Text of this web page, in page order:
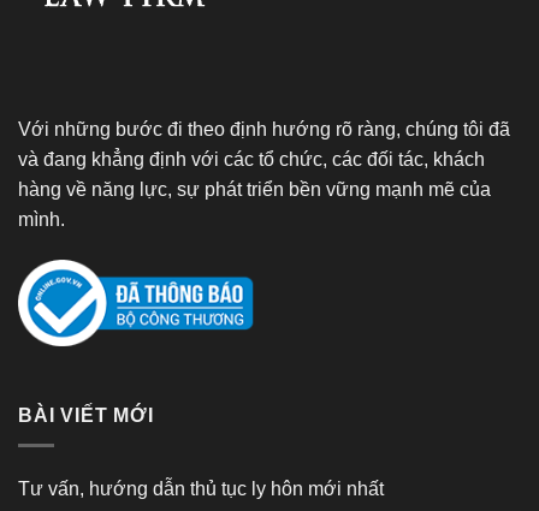
Với những bước đi theo định hướng rõ ràng, chúng tôi đã
và đang khẳng định với các tổ chức, các đối tác, khách
hàng về năng lực, sự phát triển bền vững mạnh mẽ của
mình.
BÀI VIẾT MỚI
Tư vấn, hướng dẫn thủ tục ly hôn mới nhất